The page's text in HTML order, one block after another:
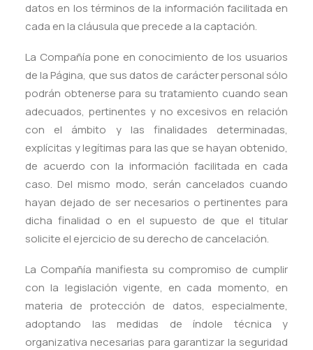
datos en los términos de la información facilitada en
cada en la cláusula que precede a la captación.
La Compañía pone en conocimiento de los usuarios
de la Página, que sus datos de carácter personal sólo
podrán obtenerse para su tratamiento cuando sean
adecuados, pertinentes y no excesivos en relación
con el ámbito y las finalidades determinadas,
explícitas y legítimas para las que se hayan obtenido,
de acuerdo con la información facilitada en cada
caso. Del mismo modo, serán cancelados cuando
hayan dejado de ser necesarios o pertinentes para
dicha finalidad o en el supuesto de que el titular
solicite el ejercicio de su derecho de cancelación.
La Compañía manifiesta su compromiso de cumplir
con la legislación vigente, en cada momento, en
materia de protección de datos, especialmente,
adoptando las medidas de índole técnica y
organizativa necesarias para garantizar la seguridad